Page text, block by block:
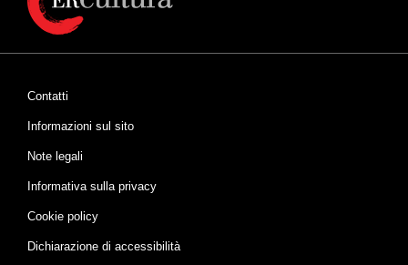
Contatti
Informazioni sul sito
Note legali
Informativa sulla privacy
Cookie policy
Dichiarazione di accessibilità